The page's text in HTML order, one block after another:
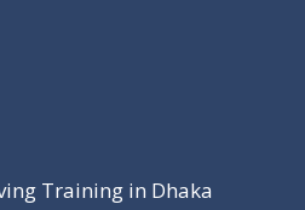
Training in Dhaka